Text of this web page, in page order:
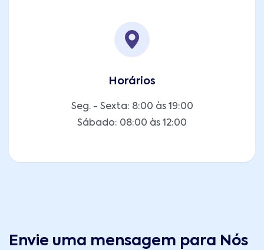
Horários
Seg. - Sexta: 8:00 às 19:00
Sábado: 08:00 às 12:00
Envie uma mensagem para Nós